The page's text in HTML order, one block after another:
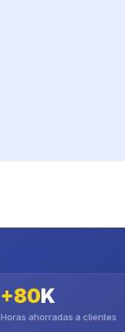
+80K
Horas ahorradas a clientes